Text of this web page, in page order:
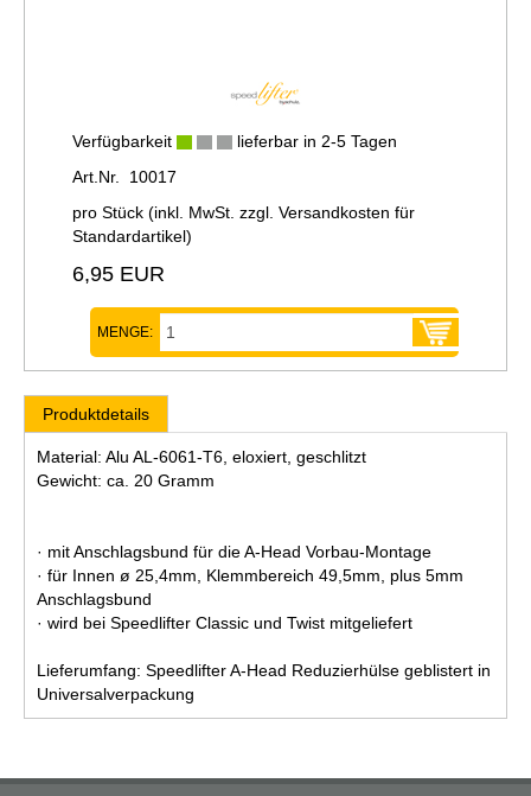
Verfügbarkeit
lieferbar in 2-5 Tagen
Art.Nr. 10017
pro Stück (inkl. MwSt. zzgl. Versandkosten für
Standardartikel)
6,95 EUR
MENGE:
Produktdetails
Material: Alu AL-6061-T6, eloxiert, geschlitzt
Gewicht: ca. 20 Gramm
· mit Anschlagsbund für die A-Head Vorbau-Montage
· für Innen ø 25,4mm, Klemmbereich 49,5mm, plus 5mm
Anschlagsbund
· wird bei Speedlifter Classic und Twist mitgeliefert
Lieferumfang: Speedlifter A-Head Reduzierhülse geblistert in
Universalverpackung